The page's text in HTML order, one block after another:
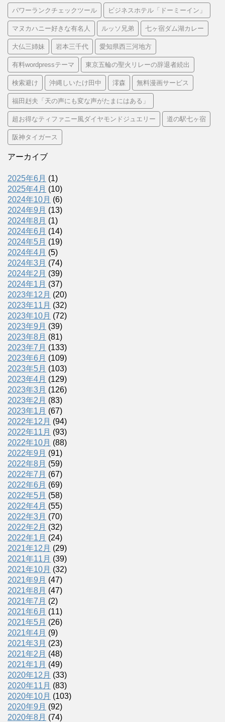
パワーランクチェックツール ビジネスホテル「ドーミーイン」
マヌカハニー好きな有名人 ルッソ兄弟 七ヶ宿ダム湖カレー
大仏三姉妹 岩本三千代 愛知県西三河地方
有料wordpressテーマ 東京五輪の聖火リレーの辞退者続出
検索避け 沖縄しいたけ田中 澪森 無料漫画サービス
福田赳夫「天の声にも変な声がたまにはある」
超お得なティファニー風ダイヤモンドジュエリー 道の駅七ヶ宿
阪神タイガース
アーカイブ
2025年6月 (1)
2025年4月 (10)
2024年10月 (6)
2024年9月 (13)
2024年8月 (1)
2024年6月 (14)
2024年5月 (19)
2024年4月 (5)
2024年3月 (74)
2024年2月 (39)
2024年1月 (37)
2023年12月 (20)
2023年11月 (32)
2023年10月 (72)
2023年9月 (39)
2023年8月 (81)
2023年7月 (133)
2023年6月 (109)
2023年5月 (103)
2023年4月 (129)
2023年3月 (126)
2023年2月 (83)
2023年1月 (67)
2022年12月 (94)
2022年11月 (93)
2022年10月 (88)
2022年9月 (91)
2022年8月 (59)
2022年7月 (67)
2022年6月 (69)
2022年5月 (58)
2022年4月 (55)
2022年3月 (70)
2022年2月 (32)
2022年1月 (24)
2021年12月 (29)
2021年11月 (39)
2021年10月 (32)
2021年9月 (47)
2021年8月 (47)
2021年7月 (2)
2021年6月 (11)
2021年5月 (26)
2021年4月 (9)
2021年3月 (23)
2021年2月 (48)
2021年1月 (49)
2020年12月 (33)
2020年11月 (83)
2020年10月 (103)
2020年9月 (92)
2020年8月 (74)